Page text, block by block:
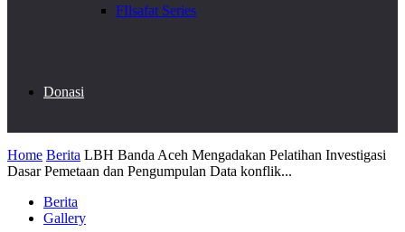
FIlsafat Series
Donasi
Home Berita LBH Banda Aceh Mengadakan Pelatihan Investigasi
Dasar Pemetaan dan Pengumpulan Data konflik...
Berita
Gallery